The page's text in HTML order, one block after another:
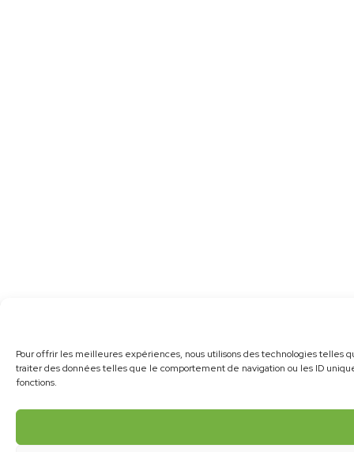
Pour offrir les meilleures expériences, nous utilisons des technologies telles
traiter des données telles que le comportement de navigation ou les ID
fonctions.